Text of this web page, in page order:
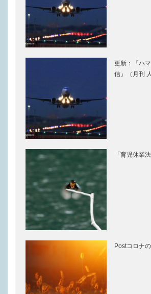
更新：『ハ
信』（月刊
「育児休業
Postコロナ